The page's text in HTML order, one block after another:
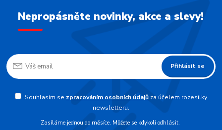
Nepropásněte novinky, akce a slevy!
Přihlásit se
Souhlasím se zpracováním osobních údajůza účelem rozesílky
newsletteru.
Zasíláme jednou do měsíce. Můžete se kdykoli odhlásit.